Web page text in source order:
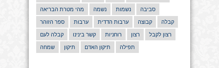
מהי מטרת הבריאה נשמה נשמות סביבה
ספר הזוהר ערבות ערבות הדדית קבוצה קבלה
קבלה לעם קשר בינינו רוחניות רצון רצון לקבל
שמחה תיקון תיקון האדם תפילה